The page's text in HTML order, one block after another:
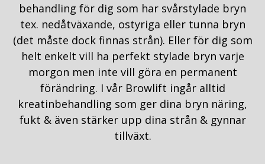
behandling för dig som har svårstylade bryn
tex. nedåtväxande, ostyriga eller tunna bryn
(det måste dock finnas strån). Eller för dig som
helt enkelt vill ha perfekt stylade bryn varje
morgon men inte vill göra en permanent
förändring. I vår Browlift ingår alltid
kreatinbehandling som ger dina bryn näring,
fukt & även stärker upp dina strån & gynnar
tillväxt.